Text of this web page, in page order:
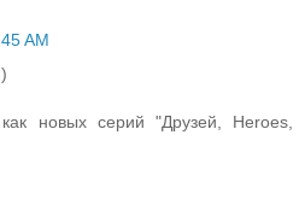
AM
новых серий "Друзей, Heroes,